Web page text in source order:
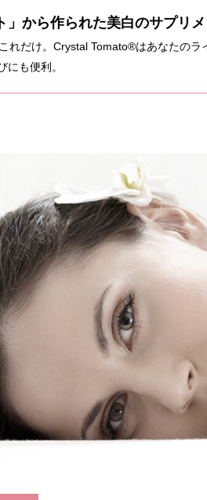
」から作られた美白のサプリ
れだけ。Crystal Tomato®はあなたの
にも便利。